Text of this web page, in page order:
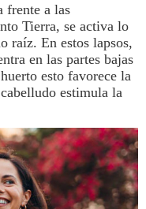
frente a las
Tierra, se activa lo
raíz. En estos lapsos,
en las partes bajas
esto favorece la
estimula la